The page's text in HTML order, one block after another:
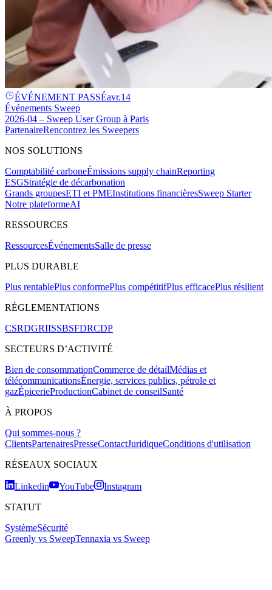
ÉVÉNEMENT PASSÉavr.14
Événements Sweep
2026-04 – Sweep User Group à Paris
PartenaireRencontrez les Sweepers
NOS SOLUTIONS
Comptabilité carboneÉmissions supply chainReporting
ESGStratégie de décarbonation
Grands groupesETI et PMEInstitutions financièresSweep Starter
Notre plateformeAI
RESSOURCES
RessourcesÉvénementsSalle de presse
PLUS DURABLE
Plus rentablePlus conformePlus compétitifPlus efficacePlus résilient
RÉGLEMENTATIONS
CSRDGRIISSBSFDRCDP
SECTEURS D’ACTIVITÉ
Bien de consommationCommerce de détailMédias et
télécommunicationsÉnergie, services publics, pétrole et
gazÉpicerieProductionCabinet de conseilSanté
À PROPOS
Qui sommes-nous ?
ClientsPartenairesPresseContactJuridiqueConditions d'utilisation
RÉSEAUX SOCIAUX
Linkedin YouTube
Instagram
STATUT
SystèmeSécurité
Greenly vs SweepTennaxia vs Sweep